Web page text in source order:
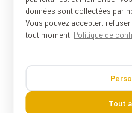
PIKA
sous vide : pompe
données sont collectées par
Vous pouvez accepter,
tout moment. Politique de
Tout